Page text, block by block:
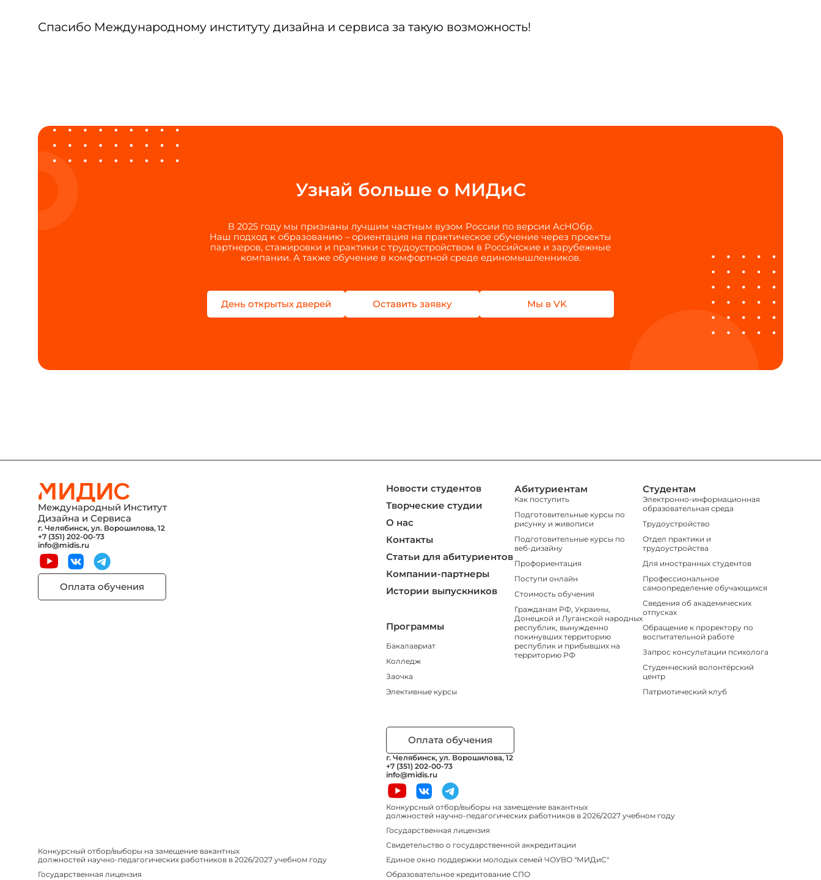
Спасибо Международному институту дизайна и сервиса за такую возможность!
Узнай больше о МИДиС
В 2025 году мы признаны лучшим частным вузом России по версии АсНОбр.
Наш подход к образованию – ориентация на практическое обучение через проекты
партнеров, стажировки и практики с трудоустройством в Российские и зарубежные
компании. А также обучение в комфортной среде единомышленников.
День открытых дверей Оставить заявку Мы в VK
Международный Институт
Дизайна и Сервиса
г. Челябинск, ул. Ворошилова, 12
+7 (351) 202-00-73
info@midis.ru
Оплата обучения
Конкурсный отбор/выборы на замещение вакантных
должностей научно-педагогических работников в 2026/2027 учебном году
Государственная лицензия
Новости студентов
Творческие студии
О нас
Контакты
Статьи для абитуриентов
Компании-партнеры
Истории выпускников
Программы
Бакалавриат
Колледж
Заочка
Элективные курсы
Абитуриентам
Как поступить
Подготовительные курсы по
рисунку и живописи
Подготовительные курсы по
веб-дизайну
Профориентация
Поступи онлайн
Стоимость обучения
Гражданам РФ, Украины,
Донецкой и Луганской народных
республик, вынужденно
покинувших территорию
республик и прибывших на
территорию РФ
Студентам
Электронно-информационная
образовательная среда
Трудоустройство
Отдел практики и
трудоустройства
Для иностранных студентов
Профессиональное
самоопределение обучающихся
Сведения об академических
отпусках
Обращение к проректору по
воспитательной работе
Запрос консультации психолога
Студенческий волонтёрский
центр
Патриотический клуб
Оплата обучения
г. Челябинск, ул. Ворошилова, 12
+7 (351) 202-00-73
info@midis.ru
Конкурсный отбор/выборы на замещение вакантных
должностей научно-педагогических работников в 2026/2027 учебном году
Государственная лицензия
Свидетельство о государственной аккредитации
Единое окно поддержки молодых семей ЧОУВО "МИДиС"
Образовательное кредитование СПО